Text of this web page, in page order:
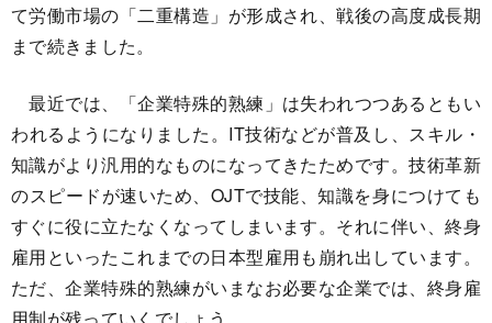
て労働市場の「二重構造」が形成され、戦後の高度成長期
まで続きました。
最近では、「企業特殊的熟練」は失われつつあるともい
われるようになりました。IT技術などが普及し、スキル・
知識がより汎用的なものになってきたためです。技術革新
のスピードが速いため、OJTで技能、知識を身につけても
すぐに役に立たなくなってしまいます。それに伴い、終身
雇用といったこれまでの日本型雇用も崩れ出しています。
ただ、企業特殊的熟練がいまなお必要な企業では、終身雇
用制が残っていくでしょう。